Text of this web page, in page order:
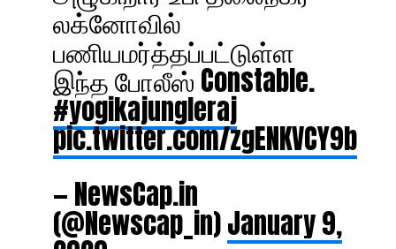
லக்னோவில்
பணியமர்த்தப்பட்டுள்ள
இந்த போலீஸ் Constable.
#yogikajungleraj
pic.twitter.com/zgENKVCY9b
— NewsCap.in
(@Newscap_in)January 9,